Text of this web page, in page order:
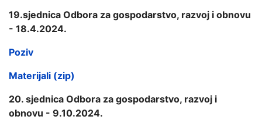
19.sjednica Odbora za gospodarstvo, razvoj i obnovu
- 18.4.2024.
Poziv
Materijali (zip)
20. sjednica Odbora za gospodarstvo, razvoj i
obnovu - 9.10.2024.